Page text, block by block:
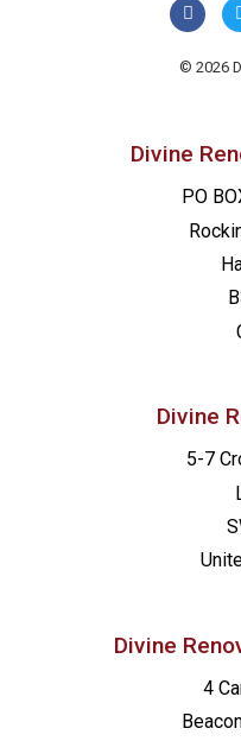
© 2026
Divine
PO
Divine
5-7
Divine
4